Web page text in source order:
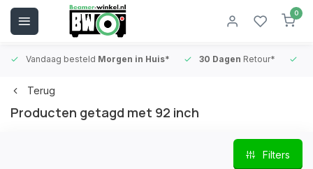
0
Vandaag besteld Morgen in Huis* 30 Dagen Retour*
Terug
Producten getagd met 92 inch
Filters